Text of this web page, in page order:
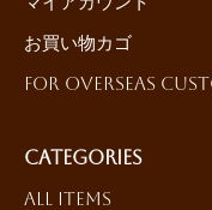
お買い物カゴ
For Overseas
Categories
All Items